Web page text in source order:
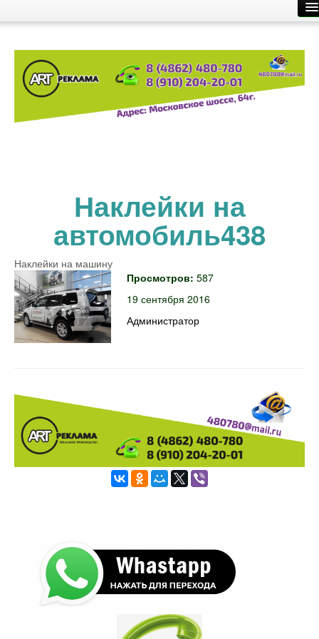
Размещение рекламы
О компании Контакты
Наклейки на
автомобиль438
Наклейки на машину
Просмотров: 587
19 сентября 2016
Администратор